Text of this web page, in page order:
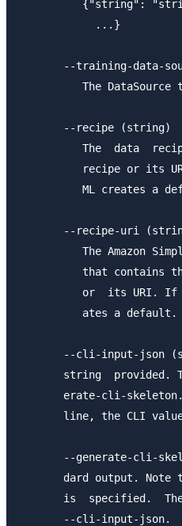
{"string":
            ...}
--training-data-
The DataSource
       --recipe (string)
The  data
recipe or its
ML creates a
--recipe-uri
The Amazon
that contains
or  its URI.
          ates a default.
--cli-input-json
string  provided.
erate-cli-
line, the CLI
--generate-cli-
dard output. Note
is  specified.
       --cli-input-json.